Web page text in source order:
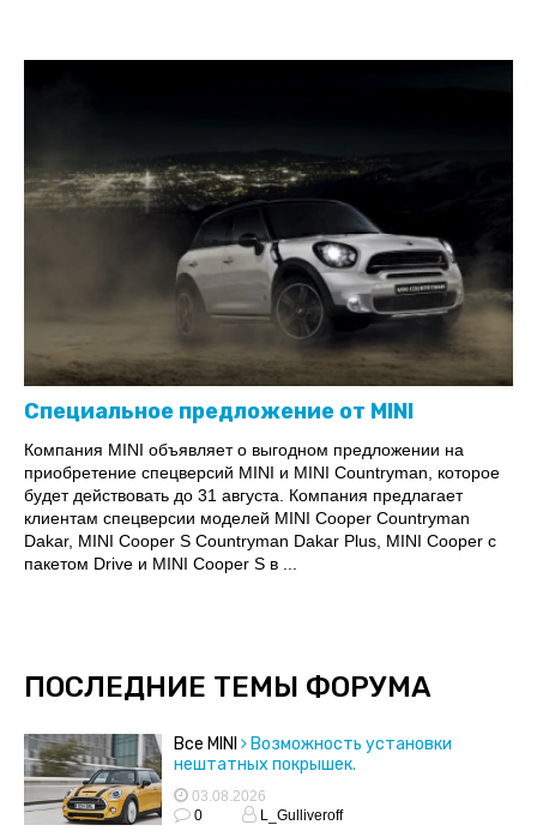
Специальное предложение от MINI
Компания MINI объявляет о выгодном предложении на
приобретение спецверсий MINI и MINI Countryman, которое
будет действовать до 31 августа. Компания предлагает
клиентам спецверсии моделей MINI Cooper Countryman
Dakar, MINI Cooper S Countryman Dakar Plus, MINI Cooper с
пакетом Drive и MINI Cooper S в ...
ПОСЛЕДНИЕ ТЕМЫ ФОРУМА
Все MINI
Возможность установки
нештатных покрышек.
03.08.2026
0
L_Gulliveroff